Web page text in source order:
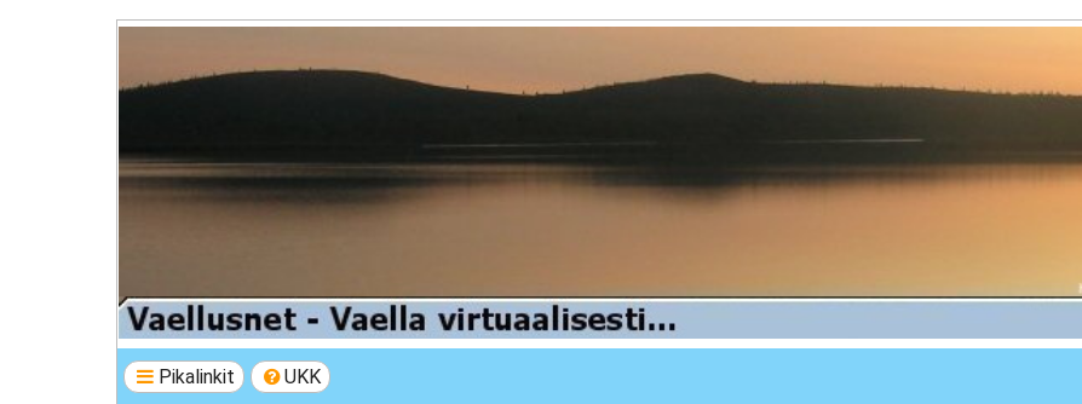
VAELLUSNET - Vaellusturinat II
Keskustelua vaeltamisesta ja Lapista
Pikalinkit UKK